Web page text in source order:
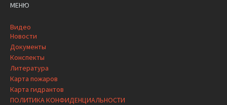
МЕНЮ
Видео
Новости
Документы
Конспекты
Литература
Карта пожаров
Карта гидрантов
ПОЛИТИКА КОНФИДЕНЦИАЛЬНОСТИ